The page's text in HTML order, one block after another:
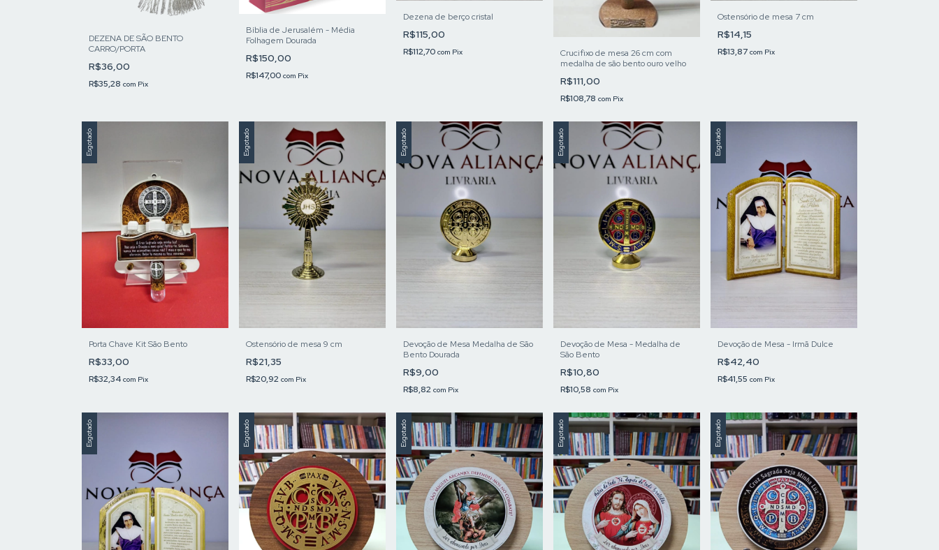
DEZENA DE SÃO BENTO
CARRO/PORTA
R$36,00
R$35,28 com Pix
Bíblia de Jerusalém - Média
Folhagem Dourada
R$150,00
R$147,00 com Pix
Dezena de berço cristal
R$115,00
R$112,70 com Pix
Crucifixo de mesa 26 cm com
medalha de são bento ouro velho
R$111,00
R$108,78 com Pix
Ostensório de mesa 7 cm
R$14,15
R$13,87 com Pix
Esgotado
Porta Chave Kit São Bento
R$33,00
R$32,34 com Pix
Esgotado
Ostensório de mesa 9 cm
R$21,35
R$20,92 com Pix
Esgotado
Devoção de Mesa Medalha de São
Bento Dourada
R$9,00
R$8,82 com Pix
Esgotado
Devoção de Mesa - Medalha de
São Bento
R$10,80
R$10,58 com Pix
Esgotado
Devoção de Mesa - Irmã Dulce
R$42,40
R$41,55 com Pix
Esgotado Esgotado Esgotado Esgotado Esgotado